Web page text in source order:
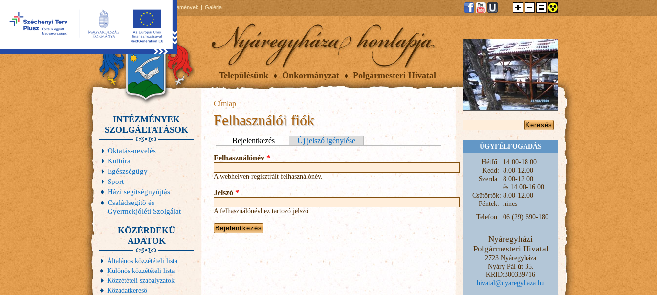
Események Galéria
Településünk Önkormányzat Polgármesteri Hivatal
Címlap
Felhasználói fiók
Elsődleges fülek
Bejelentkezés (aktív fül)Új jelszó igénylése
Felhasználónév *
A webhelyen regisztrált felhasználónév.
Jelszó*
A felhasználónévhez tartozó jelszó.
INTÉZMÉNYEK
SZOLGÁLTATÁSOK
Oktatás-nevelés
Kultúra
Egészségügy
Sport
Házi segítségnyújtás
Családsegítő és
Gyermekjóléti Szolgálat
KÖZÉRDEKŰ
ADATOK
Általános közzétételi lista
Különös közzétételi lista
Közzétételi szabályzatok
Közadatkereső
KERESÉS ŰRLAP
ÜGYFÉLFOGADÁS
Hétfő: 14.00-18.00
Kedd: 8.00-12.00
Szerda: 8.00-12.00
és 14.00-16.00
Csütörtök: 8.00-12.00
Péntek: nincs
Telefon: 06 (29) 690-180
Nyáregyházi
Polgármesteri Hivatal
2723 Nyáregyháza
Nyáry Pál út 35.
KRID:300339716
hivatal@nyaregyhaza.hu